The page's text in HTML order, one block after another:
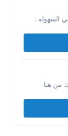
السهوله .
هنا.